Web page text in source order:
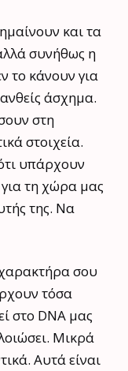
και τα
συνήθως η
το κάνουν για
άσχημα.
στη
στοιχεία.
υπάρχουν
τη χώρα μας
της. Να
σου
τόσα
στο DNA μας
Μικρά
Αυτά είναι